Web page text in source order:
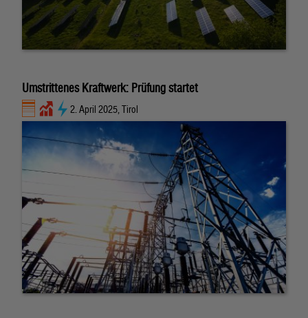
Umstrittenes Kraftwerk: Prüfung startet
2. April 2025, Tirol